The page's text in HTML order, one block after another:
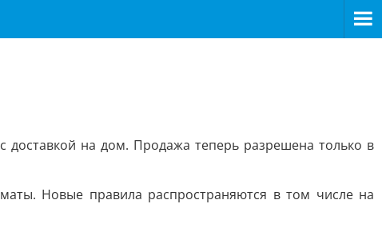
доставкой на дом. Продажа теперь разрешена только в
Новые правила распространяются в том числе на